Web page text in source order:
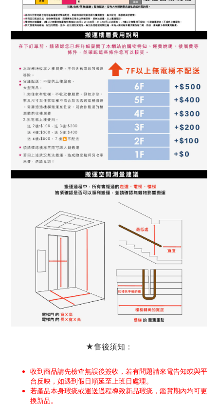
★售後須知：
收到商品請先檢查無誤後簽收，若有問題請來電告知或與平
台反映，如遇到假日順延至上班日處理。
若產品本身瑕疵或運送過程導致新品瑕疵，鑑賞期內均可更
換新品。